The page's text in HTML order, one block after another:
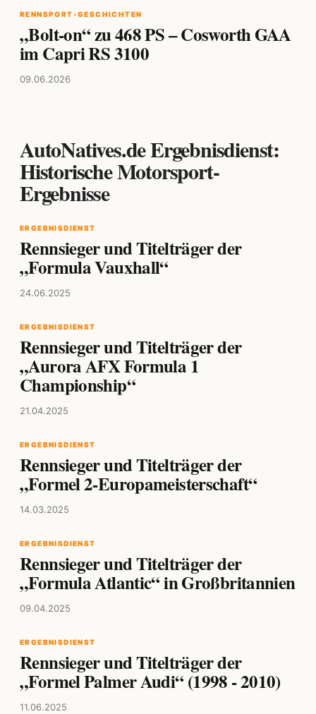
RENNSPORT-GESCHICHTEN
„Bolt-on“ zu 468 PS – Cosworth GAA
im Capri RS 3100
09.06.2026
AutoNatives.de Ergebnisdienst:
Historische Motorsport-
Ergebnisse
ERGEBNISDIENST
Rennsieger und Titelträger der
„Formula Vauxhall“
24.06.2025
ERGEBNISDIENST
Rennsieger und Titelträger der
„Aurora AFX Formula 1
Championship“
21.04.2025
ERGEBNISDIENST
Rennsieger und Titelträger der
„Formel 2-Europameisterschaft“
14.03.2025
ERGEBNISDIENST
Rennsieger und Titelträger der
„Formula Atlantic“ in Großbritannien
09.04.2025
ERGEBNISDIENST
Rennsieger und Titelträger der
„Formel Palmer Audi“ (1998 - 2010)
11.06.2025